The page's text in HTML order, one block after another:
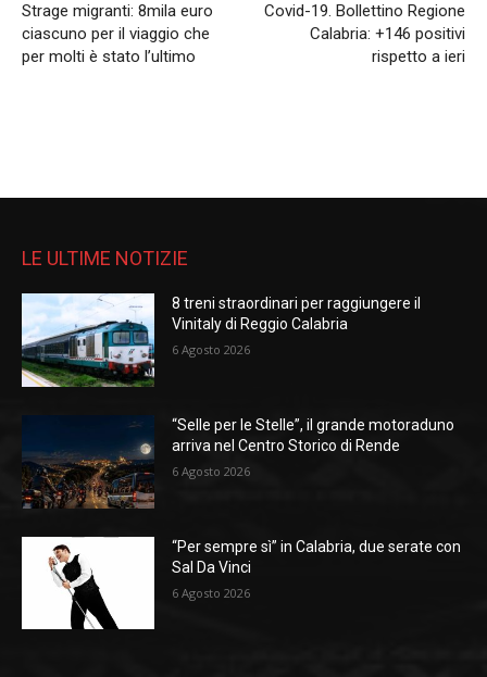
Strage migranti: 8mila euro
ciascuno per il viaggio che
per molti è stato l’ultimo
Covid-19. Bollettino Regione
Calabria: +146 positivi
rispetto a ieri
LE ULTIME NOTIZIE
8 treni straordinari per raggiungere il
Vinitaly di Reggio Calabria
6 Agosto 2026
“Selle per le Stelle”, il grande motoraduno
arriva nel Centro Storico di Rende
6 Agosto 2026
“Per sempre sì” in Calabria, due serate con
Sal Da Vinci
6 Agosto 2026